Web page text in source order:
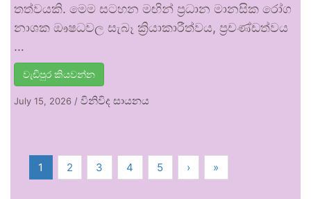
තත්වයකි. මෙම සටහන මඟින් ප්‍රධාන මානසික රෝග
නාශක ඖෂධවල සැබෑ ක්‍රියාකාරීත්වය, ප්‍රචණ්ඩත්වය
…
වැඩිපුර කියවන්න
July 15, 2026 / විනිවිද සායනය
1 2 3 4 5 › »